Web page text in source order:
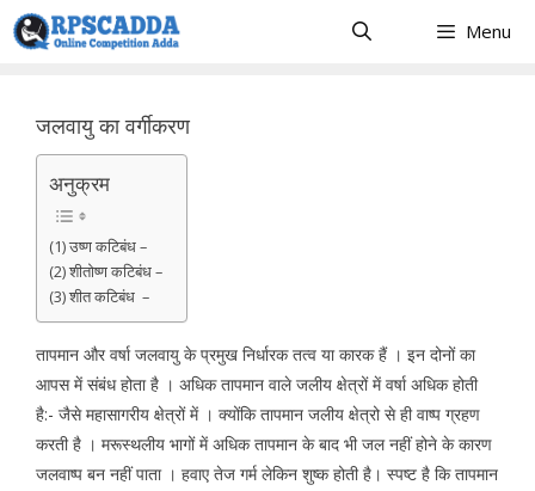
Skip
to
Menu
जलवायु का वर्गीकरण
अनुक्रम
(1) उष्ण कटिबंध –
(2) शीतोष्ण कटिबंध –
(3) शीत कटिबंध –
तापमान और वर्षा जलवायु के प्रमुख निर्धारक तत्व या कारक हैं । इन दोनों का
आपस में संबंध होता है । अधिक तापमान वाले जलीय क्षेत्रों में वर्षा अधिक होती
है:- जैसे महासागरीय क्षेत्रों में । क्योंकि तापमान जलीय क्षेत्रो से ही वाष्प ग्रहण
करती है । मरूस्थलीय भागों में अधिक तापमान के बाद भी जल नहीं होने के कारण
जलवाष्प बन नहीं पाता । हवाए तेज गर्म लेकिन शुष्क होती है। स्पष्ट है कि तापमान